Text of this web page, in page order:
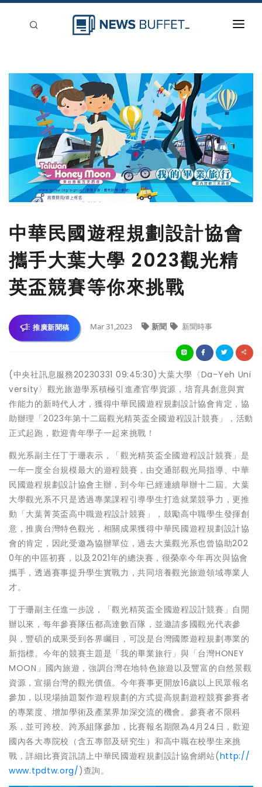
新聞稿分類
登入
刊登
中華民國遊程規劃設計協會
攜手大葉大學 2023觀光精
英盃競賽等你來挑戰
推廣新聞稿 Mar 31,2023 新聞 新聞時事
(中央社訊息服務20230331 09:45:30)大葉大學〈Da-Yeh Uni
versity〉觀光旅遊學系積極引進產官學資源，培育具創意與實
作能力的新時代人才，獲得中華民國遊程規劃設計協會肯定，協
助辦理「2023年第十二屆觀光精英盃全國遊程設計競賽」，活動
正式起跑，歡迎青年學子一起來挑戰！
觀光系副主任丁于珊表示，「觀光精英盃全國遊程設計競賽」是
一年一度全台規模最大的遊程競賽，由交通部觀光局指導、中華
民國遊程規劃設計協會主辦，到今年已經連續舉辦十二屆。大葉
大學觀光系不只是透過專業課程引導學生打造就業競爭力，更推
動「大葉菁英盃高中職遊程設計競賽」，鼓勵高中職學生發揮創
意，推廣台灣特色觀光，相關成果獲得中華民國遊程規劃設計協
會的肯定，因此受邀為協辦單位，過去大葉觀光系也曾協助202
0年的中區初賽，以及2021年的總決賽，很榮幸今年再次與協會
攜手，透過賽事提升學生實戰力，共同培養觀光旅遊領域專業人
才。
丁于珊副主任進一步說，「觀光精英盃全國遊程設計競賽」自開
辦以來，每年參賽隊伍都高達數百隊，並邀請多國觀光代表參
與，豐碩的成果受到各界矚目，可說是台灣國際遊程規劃專業的
新指標。今年的競賽主題是「我的畢業旅行」與「台灣HONEY
MOON」國內旅遊，強調台灣在地特色旅遊以及豐富的自然景觀
資源，宣揚台灣的觀光價值。今年賽事更開放16歲以上民眾報名
參加，以現場抽題製作遊程規劃的方式提高規劃遊程競賽參賽者
的專業度、增加學術及產業界加深交流的機會。參賽者不限科
系，並可跨校、跨系組隊參加，比賽報名期限為4月24日，歡迎
國內各大專院校（含五專部及研究生）和高中職在校學生來挑
戰，詳細比賽資訊請上中華民國遊程規劃設計協會網站(http://
www.tpdtw.org/)查詢。